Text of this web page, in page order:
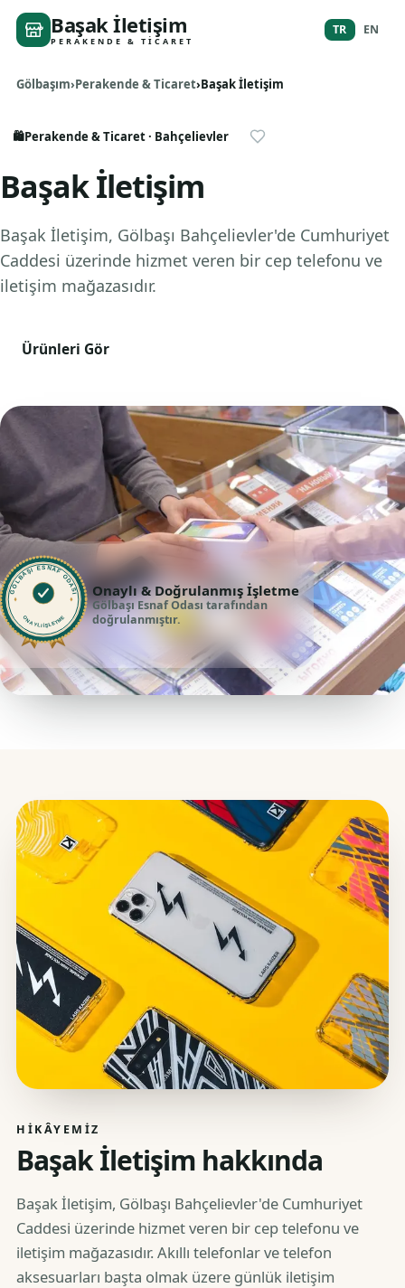
Başak İletişim
PERAKENDE & TICARET
TR EN
Gölbaşım Perakende & Ticaret Başak İletişim
🛍️Perakende & Ticaret· Bahçelievler
Başak İletişim
Başak İletişim, Gölbaşı Bahçelievler'de Cumhuriyet
Caddesi üzerinde hizmet veren bir cep telefonu ve
iletişim mağazasıdır.
Ürünleri Gör
GÖLBAŞI ESNAF ODASI
ONAYLI İŞLETME
Onaylı & Doğrulanmış İşletme
Gölbaşı Esnaf Odası tarafından
doğrulanmıştır.
HIKÂYEMIZ
Başak İletişim hakkında
Başak İletişim, Gölbaşı Bahçelievler'de Cumhuriyet
Caddesi üzerinde hizmet veren bir cep telefonu ve
iletişim mağazasıdır. Akıllı telefonlar ve telefon
aksesuarları başta olmak üzere günlük iletişim